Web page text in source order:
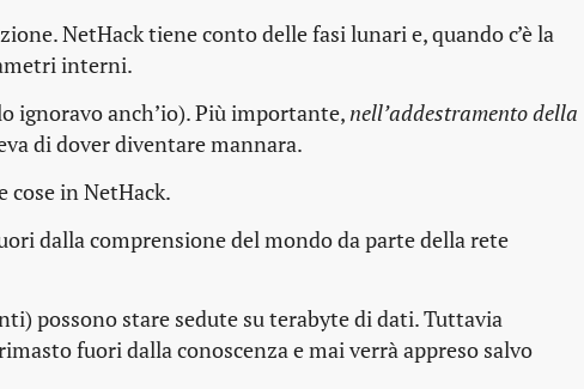
NetHack tiene conto delle fasi lunari e, quando c’è la
interni.
ignoravo anch’io). Più importante,nell’addestramento della
di dover diventare mannara.
cose in NetHack.
dalla comprensione del mondo da parte della rete
possono stare sedute su terabyte di dati. Tuttavia
fuori dalla conoscenza e mai verrà appreso salvo